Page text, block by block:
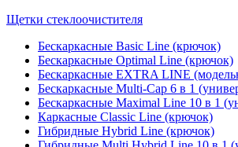
Щетки стеклоочистителя
Бескаркасные Basic Line (крючок)
Бескаркасные Optimal Line (крючок)
Бескаркасные EXTRA LINE
Бескаркасные Multi-Cap 6 в 1
Бескаркасные Maximal Line 10 в 1
Каркасные Classic Line (крючок)
Гибридные Hybrid Line (крючок)